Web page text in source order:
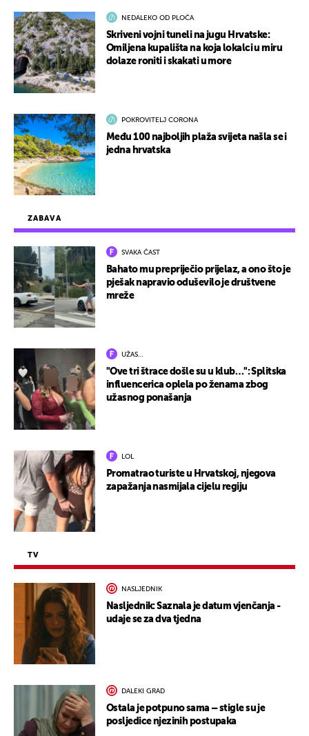
ZABAVA
SVAKA ČAST
Bahato mu prepriječio prijelaz, a ono što je
pješak napravio oduševilo je društvene
mreže
UŽAS…
"Ove tri štrace došle su u klub…": Splitska
influencerica oplela po ženama zbog
užasnog ponašanja
LOL
Promatrao turiste u Hrvatskoj, njegova
zapažanja nasmijala cijelu regiju
TV
NASLJEDNIK
Nasljednik: Saznala je datum vjenčanja -
udaje se za dva tjedna
DALEKI GRAD
Ostala je potpuno sama – stigle su je
posljedice njezinih postupaka
NEDALEKO OD PLOČA
Skriveni vojni tuneli na jugu Hrvatske:
Omiljena kupališta na koja lokalci u miru
dolaze roniti i skakati u more
POKROVITELJ CORONA
Među 100 najboljih plaža svijeta našla se i
jedna hrvatska